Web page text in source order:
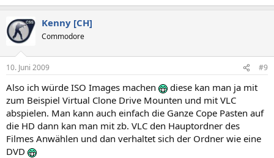
Kenny [CH]
Commodore
10. Juni 2009 #9
Also ich würde ISO Images machen
diese kan man ja mit
zum Beispiel Virtual Clone Drive Mounten und mit VLC
abspielen. Man kann auch einfach die Ganze Cope Pasten auf
die HD dann kan man mit zb. VLC den Hauptordner des
Filmes Anwählen und dan verhaltet sich der Ordner wie eine
DVD